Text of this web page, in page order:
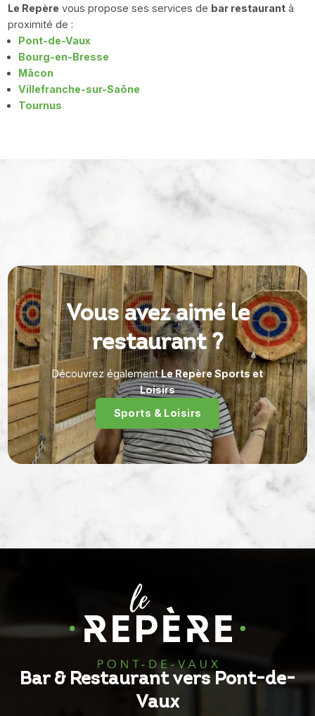
Le Repère vous propose ses services de bar restaurant à
proximité de :
Pont-de-Vaux
Bourg-en-Bresse
Mâcon
Villefranche-sur-Saône
Tournus
Vous avez aimé le
restaurant ?
Découvrez égalementLe Repère Sports et
Loisirs
Sports & Loisirs
Bar & Restaurant vers Pont-de-
Vaux